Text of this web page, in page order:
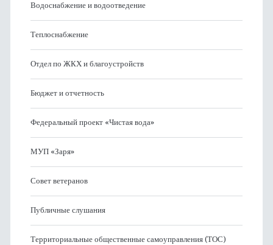
Водоснабжение и водоотведение
Теплоснабжение
Отдел по ЖКХ и благоустройств
Бюджет и отчетность
Федеральный проект «Чистая вода»
МУП «Заря»
Совет ветеранов
Публичные слушания
Территориальные общественные самоуправления (ТОС)